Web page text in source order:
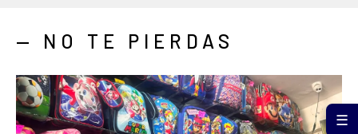
— NO TE PIERDAS
☰